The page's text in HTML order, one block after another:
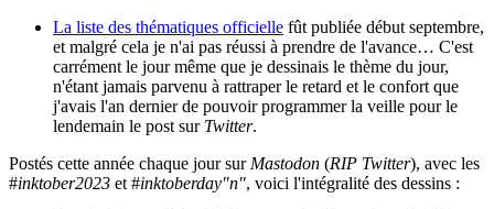
La liste des thématiques officielle fût publiée début septembre,
et malgré cela je n'ai pas réussi à prendre de l'avance… C'est
carrément le jour même que je dessinais le thème du jour,
n'étant jamais parvenu à rattraper le retard et le confort que
j'avais l'an dernier de pouvoir programmer la veille pour le
lendemain le post sur Twitter.
Postés cette année chaque jour sur Mastodon (RIP Twitter), avec les
#inktober2023 et #inktoberday"n", voici l'intégralité des dessins :